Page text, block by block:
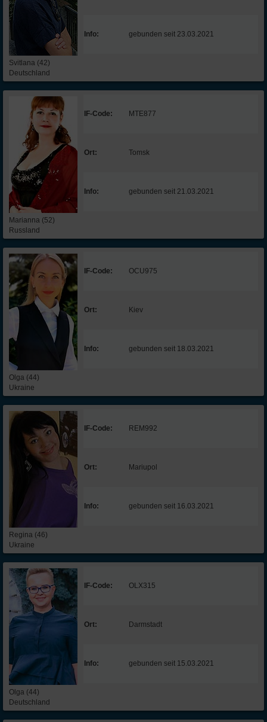
Svitlana (42)
Deutschland
Info: gebunden seit 23.03.2021
Marianna (52)
Russland
IF-Code: MTE877
Ort: Tomsk
Info: gebunden seit 21.03.2021
Olga (44)
Ukraine
IF-Code: OCU975
Ort: Kiev
Info: gebunden seit 18.03.2021
Regina (46)
Ukraine
IF-Code: REM992
Ort: Mariupol
Info: gebunden seit 16.03.2021
Olga (44)
Deutschland
IF-Code: OLX315
Ort: Darmstadt
Info: gebunden seit 15.03.2021